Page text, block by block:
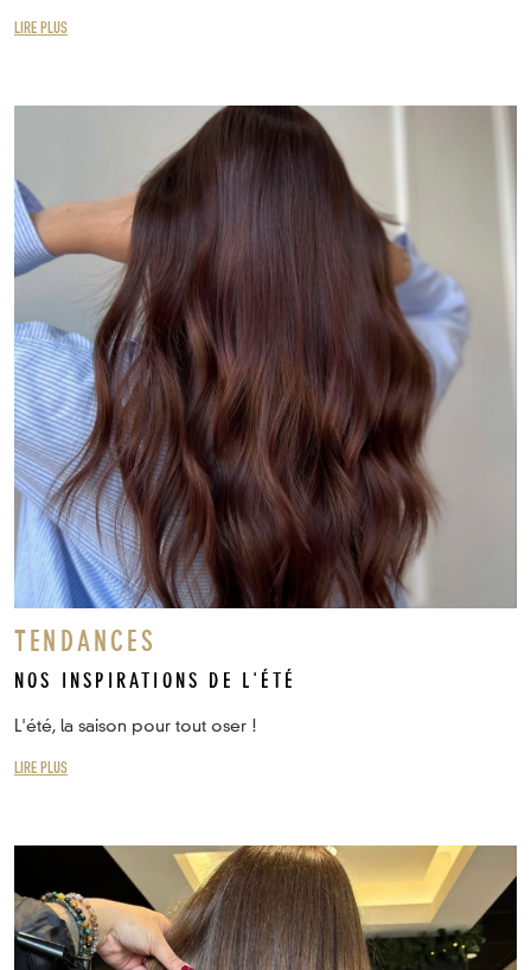
LIRE PLUS
TENDANCES
NOS INSPIRATIONS DE L'ÉTÉ
L'été, la saison pour tout oser !
LIRE PLUS